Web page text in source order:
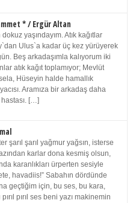
* / Ergür Altan
yaşındayım. Atık kağıtlar
Ulus`a kadar üç kez yürüyerek
Beş arkadaşımla kalıyorum iki
atık kağıt toplamıyor; Mevlüt
Hüseyin halde hamallık
Aramıza bir arkadaş daha
hastası. […]
şarıl şarıl yağmur yağsın, isterse
karlar dona kesmiş olsun,
karanlıkları ürperten sesiyle
havadiis!” Sabahın dördünde
geçtiğim için, bu ses, bu kara,
pırıl ses beni yazı makinemin